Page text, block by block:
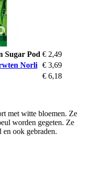
Sugar Pod € 2,49
Norli € 3,69
€ 6,18
met witte bloemen. Ze
worden gegeten. Ze
ook gebraden.